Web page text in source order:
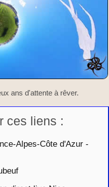
ans d'attente à rêver.
ces liens :
Alpes-Côte d'Azur -